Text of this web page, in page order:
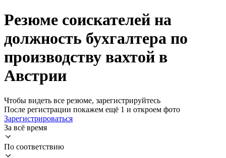
Резюме соискателей на
должность бухгалтера по
производству вахтой в
Австрии
Чтобы видеть все резюме, зарегистрируйтесь
После регистрации покажем ещё 1 и откроем фото
Зарегистрироваться
За всё время
По соответствию